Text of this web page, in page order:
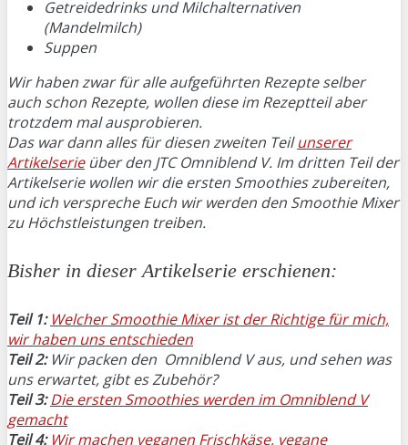
Getreidedrinks und Milchalternativen
(Mandelmilch)
Suppen
Wir haben zwar für alle aufgeführten Rezepte selber
auch schon Rezepte, wollen diese im Rezeptteil aber
trotzdem mal ausprobieren.
Das war dann alles für diesen zweiten Teilunserer
Artikelserieüber den JTC Omniblend V. Im dritten Teil der
Artikelserie wollen wir die ersten Smoothies zubereiten,
und ich verspreche Euch wir werden den Smoothie Mixer
zu Höchstleistungen treiben.
Bisher in dieser Artikelserie erschienen:
Teil 1: Welcher Smoothie Mixer ist der Richtige für mich,
wir haben uns entschieden
Teil 2:Wir packen den Omniblend V aus, und sehen was
uns erwartet, gibt es Zubehör?
Teil 3: Die ersten Smoothies werden im Omniblend V
gemacht
Teil 4: Wir machen veganen Frischkäse, vegane